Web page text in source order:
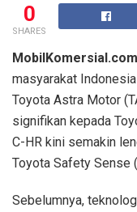
0
SHARES
masyarakat
Toyota Astra Motor
signifikan kepada
C-HR kini semakin
Toyota Safety Sense
Sebelumnya,